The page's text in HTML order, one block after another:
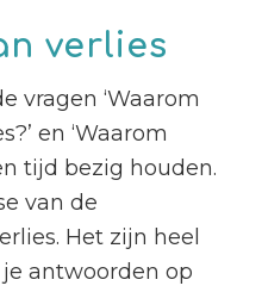
verlies
vragen ‘Waarom
en ‘Waarom
tijd bezig houden.
van de
Het zijn heel
antwoorden op